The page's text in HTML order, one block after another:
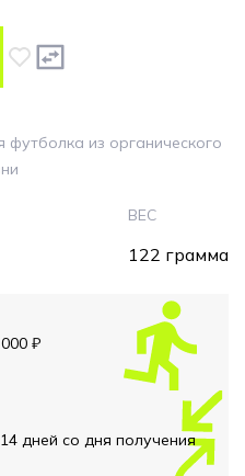
из органического
ВЕС
122 грамма
₽
дней со дня получения